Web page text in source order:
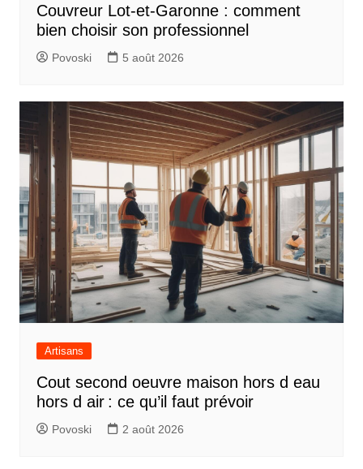
Couvreur Lot-et-Garonne : comment
bien choisir son professionnel
Povoski 5 août 2026
Artisans
Cout second oeuvre maison hors d eau
hors d air : ce qu’il faut prévoir
Povoski 2 août 2026